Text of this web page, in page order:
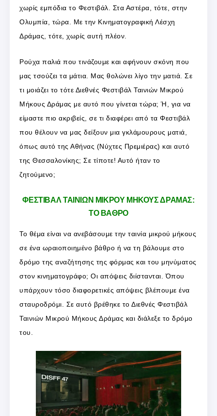
χωρίς εμπόδια το Φεστιβάλ. Στα Αστέρα, τότε, στην
Ολυμπία, τώρα. Με την Κινηματογραφική Λέσχη
Δράμας, τότε, χωρίς αυτή πλέον.
Ρούχα παλιά που τινάζουμε και αφήνουν σκόνη που
μας τσούζει τα μάτια. Μας θολώνει λίγο την ματιά. Σε
τι μοιάζει το τότε Διεθνές Φεστιβάλ Ταινιών Μικρού
Μήκους Δράμας με αυτό που γίνεται τώρα; Ή, για να
είμαστε πιο ακριβείς, σε τι διαφέρει από τα Φεστιβάλ
που θέλουν να μας δείξουν μια γκλάμουρους ματιά,
όπως αυτό της Αθήνας (Νύχτες Πρεμιέρας) και αυτό
της Θεσσαλονίκης; Σε τίποτε! Αυτό ήταν το
ζητούμενο;
ΦΕΣΤΙΒΑΛ ΤΑΙΝΙΩΝ ΜΙΚΡΟΥ ΜΗΚΟΥΣ ΔΡΑΜΑΣ:
ΤΟ ΒΑΘΡΟ
Το θέμα είναι να ανεβάσουμε την ταινία μικρού μήκους
σε ένα ωραιοποιημένο βάθρο ή να τη βάλουμε στο
δρόμο της αναζήτησης της φόρμας και του μηνύματος
στον κινηματογράφο; Οι απόψεις διίστανται. Όπου
υπάρχουν τόσο διαφορετικές απόψεις βλέπουμε ένα
σταυροδρόμι. Σε αυτό βρέθηκε το Διεθνές Φεστιβάλ
Ταινιών Μικρού Μήκους Δράμας και διάλεξε το δρόμο
του.